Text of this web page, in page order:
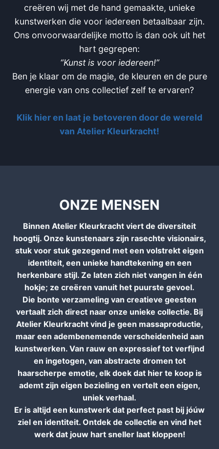
creëren wij met de hand gemaakte, unieke
kunstwerken die voor iedereen betaalbaar zijn.
Ons onvoorwaardelijke motto is dan ook uit het
hart gegrepen:
“Kunst is voor iedereen!”
Ben je klaar om de magie, de kleuren en de pure
energie van ons collectief zelf te ervaren?
Klik hier en laat je betoveren door de wereld
van Atelier Kleurkracht!
ONZE MENSEN
Binnen Atelier Kleurkracht viert de diversiteit
hoogtij. Onze kunstenaars zijn rasechte visionairs,
stuk voor stuk gezegend met een volstrekt eigen
identiteit, een unieke handtekening en een
herkenbare stijl. Ze laten zich niet vangen in één
hokje; ze creëren vanuit het puurste gevoel.
Die bonte verzameling van creatieve geesten
vertaalt zich direct naar onze unieke collectie. Bij
Atelier Kleurkracht vind je geen massaproductie,
maar een adembenemende verscheidenheid aan
kunstwerken. Van rauw en expressief tot verfijnd
en ingetogen, van abstracte dromen tot
haarscherpe emotie, elk doek dat hier te koop is
ademt zijn eigen bezieling en vertelt een eigen,
uniek verhaal.
Er is altijd een kunstwerk dat perfect past bij jóúw
ziel en identiteit. Ontdek de collectie en vind het
werk dat jouw hart sneller laat kloppen!